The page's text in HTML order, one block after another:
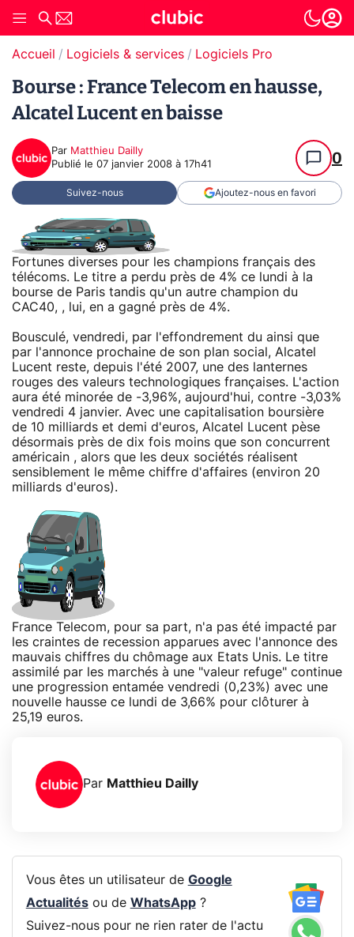
Accueil Logiciels & services Logiciels Pro
Bourse : France Telecom en hausse,
Alcatel Lucent en baisse
Par Matthieu Dailly
Publié le 07 janvier 2008 à 17h41 0
Suivez-nous Ajoutez-nous en favori
Fortunes diverses pour les champions français des
télécoms. Le titre a perdu près de 4% ce lundi à la
bourse de Paris tandis qu'un autre champion du
CAC40, , lui, en a gagné près de 4%.
Bousculé, vendredi, par l'effondrement du ainsi que
par l'annonce prochaine de son plan social, Alcatel
Lucent reste, depuis l'été 2007, une des lanternes
rouges des valeurs technologiques françaises. L'action
aura été minorée de -3,96%, aujourd'hui, contre -3,03%
vendredi 4 janvier. Avec une capitalisation boursière
de 10 milliards et demi d'euros, Alcatel Lucent pèse
désormais près de dix fois moins que son concurrent
américain , alors que les deux sociétés réalisent
sensiblement le même chiffre d'affaires (environ 20
milliards d'euros).
France Telecom, pour sa part, n'a pas été impacté par
les craintes de recession apparues avec l'annonce des
mauvais chiffres du chômage aux Etats Unis. Le titre
assimilé par les marchés à une "valeur refuge" continue
une progression entamée vendredi (0,23%) avec une
nouvelle hausse ce lundi de 3,66% pour clôturer à
25,19 euros.
Par Matthieu Dailly
Vous êtes un utilisateur de Google
Actualitésou de WhatsApp?
Suivez-nous pour ne rien rater de l'actu